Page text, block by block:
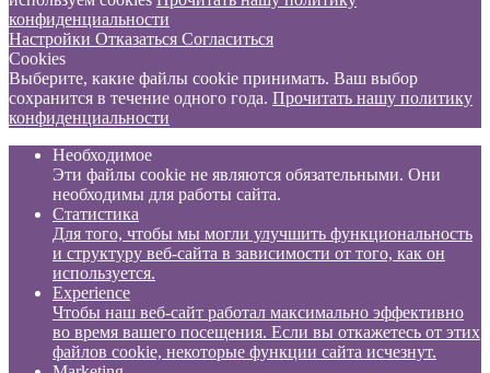
конфиденциальности
Настройки Отказаться Согласиться
Cookies
Выберите, какие файлы cookie принимать. Ваш выбор
сохранится в течение одного года. Прочитать нашу политику
конфиденциальности
Необходимое
Эти файлы cookie не являются обязательными. Они
необходимы для работы сайта.
Статистика
Для того, чтобы мы могли улучшить функциональность
и структуру веб-сайта в зависимости от того, как он
используется.
Experience
Чтобы наш веб-сайт работал максимально эффективно
во время вашего посещения. Если вы откажетесь от этих
файлов cookie, некоторые функции сайта исчезнут.